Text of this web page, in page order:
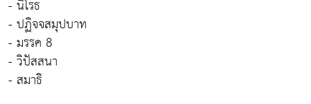
- นิโรธ
- ปฏิจจสมุปบาท
- มรรค 8
- วิปัสสนา
- สมาธิ